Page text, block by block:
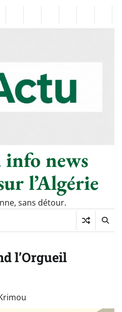
Chronique
–
Le
Thé
SociétéCultureMonde
Tech
news
l’Algérie
sans détour.
l’Orgueil